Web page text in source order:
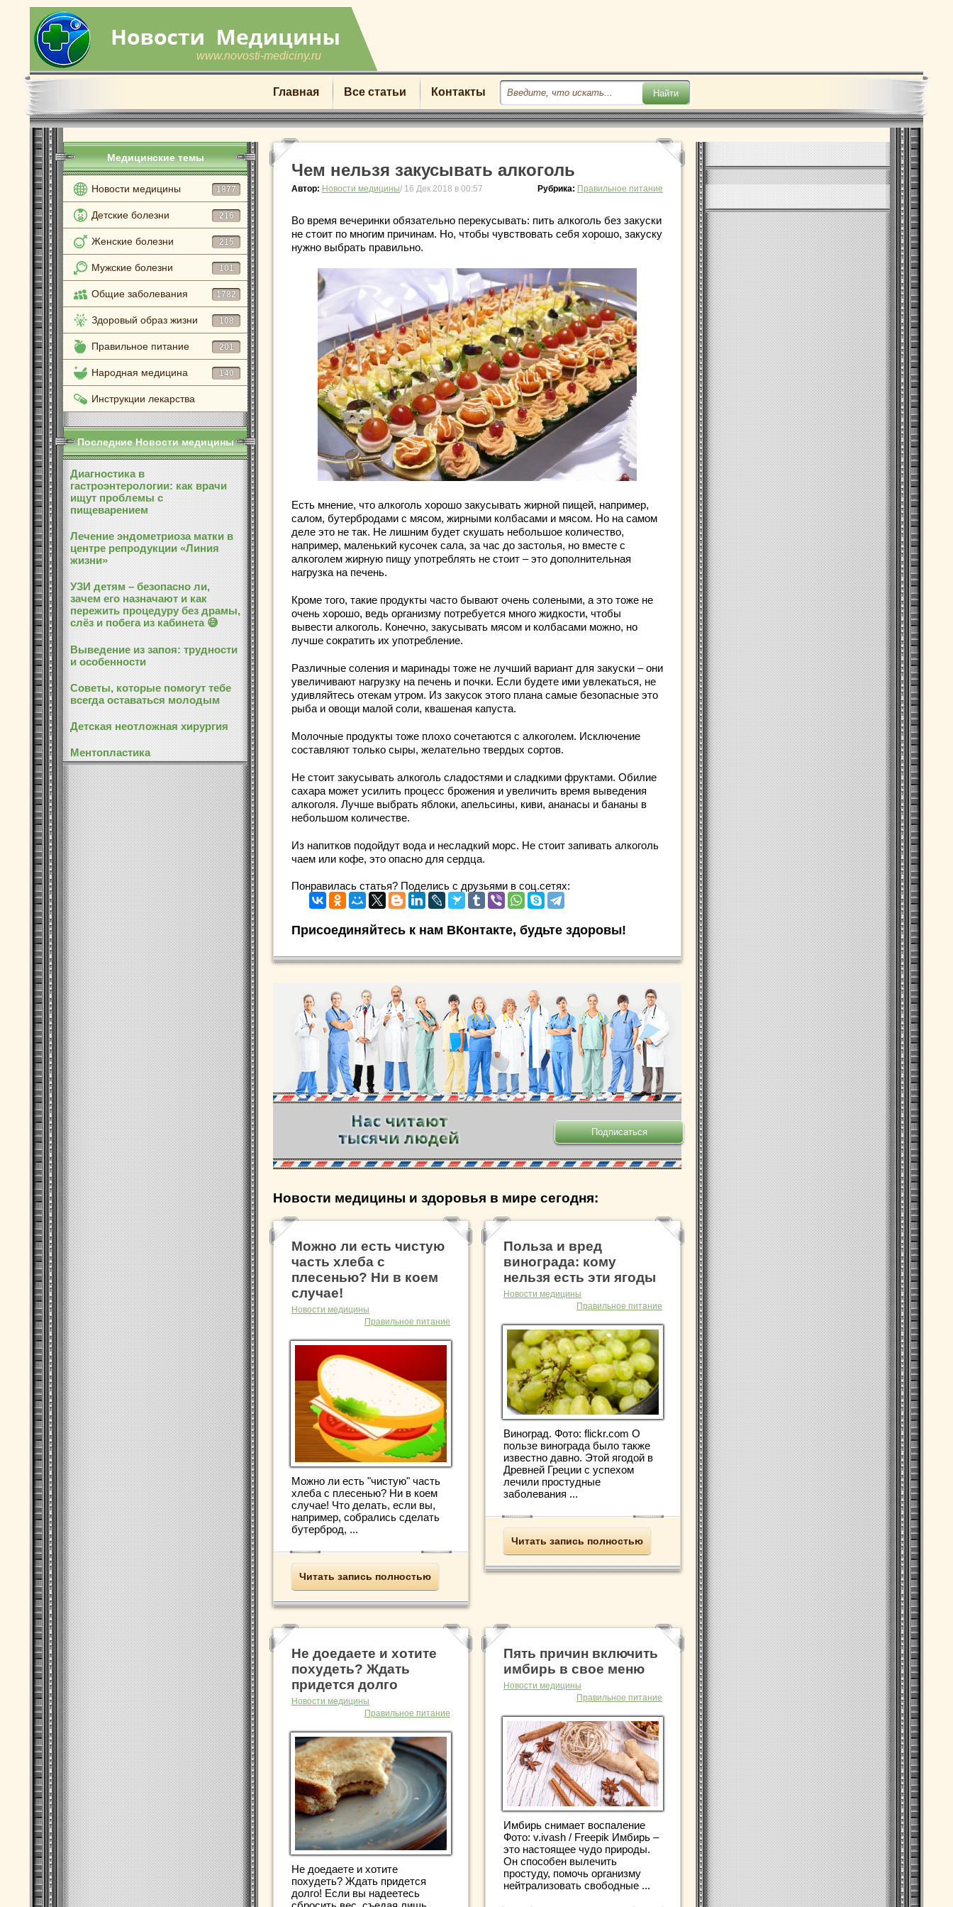
www.novosti-mediciny.ru
Главная Все статьи Контакты
Медицинские темы
Новости медицины 1877
Детские болезни 216
Женские болезни 215
Мужские болезни 101
Общие заболевания 1782
Здоровый образ жизни 108
Правильное питание 201
Народная медицина 140
Инструкции лекарства
Последние Новости медицины
Диагностика в
гастроэнтерологии: как врачи
ищут проблемы с
пищеварением
Лечение эндометриоза матки в
центре репродукции «Линия
жизни»
УЗИ детям – безопасно ли,
зачем его назначают и как
пережить процедуру без драмы,
слёз и побега из кабинета 😅
Выведение из запоя: трудности
и особенности
Советы, которые помогут тебе
всегда оставаться молодым
Детская неотложная хирургия
Ментопластика
Чем нельзя закусывать алкоголь
Автор: Новости медицины/ 16 Дек 2018 в 00:57 Рубрика: Правильное питание
Во время вечеринки обязательно перекусывать: пить алкоголь без закуски
не стоит по многим причинам. Но, чтобы чувствовать себя хорошо, закуску
нужно выбрать правильно.
Есть мнение, что алкоголь хорошо закусывать жирной пищей, например,
салом, бутербродами с мясом, жирными колбасами и мясом. Но на самом
деле это не так. Не лишним будет скушать небольшое количество,
например, маленький кусочек сала, за час до застолья, но вместе с
алкоголем жирную пищу употреблять не стоит – это дополнительная
нагрузка на печень.
Кроме того, такие продукты часто бывают очень солеными, а это тоже не
очень хорошо, ведь организму потребуется много жидкости, чтобы
вывести алкоголь. Конечно, закусывать мясом и колбасами можно, но
лучше сократить их употребление.
Различные соления и маринады тоже не лучший вариант для закуски – они
увеличивают нагрузку на печень и почки. Если будете ими увлекаться, не
удивляйтесь отекам утром. Из закусок этого плана самые безопасные это
рыба и овощи малой соли, квашеная капуста.
Молочные продукты тоже плохо сочетаются с алкоголем. Исключение
составляют только сыры, желательно твердых сортов.
Не стоит закусывать алкоголь сладостями и сладкими фруктами. Обилие
сахара может усилить процесс брожения и увеличить время выведения
алкоголя. Лучше выбрать яблоки, апельсины, киви, ананасы и бананы в
небольшом количестве.
Из напитков подойдут вода и несладкий морс. Не стоит запивать алкоголь
чаем или кофе, это опасно для сердца.
Понравилась статья? Поделись с друзьями в соц.сетях:
Присоединяйтесь к нам ВКонтакте, будьте здоровы!
.
Новости медицины и здоровья в мире сегодня:
Можно ли есть чистую
часть хлеба с
плесенью? Ни в коем
случае!
Новости медицины
Правильное питание
Можно ли есть "чистую" часть
хлеба с плесенью? Ни в коем
случае! Что делать, если вы,
например, собрались сделать
бутерброд, ...
Читать запись полностью
Польза и вред
винограда: кому
нельзя есть эти ягоды
Новости медицины
Правильное питание
Виноград. Фото: flickr.com О
пользе винограда было также
известно давно. Этой ягодой в
Древней Греции с успехом
лечили простудные
заболевания ...
Читать запись полностью
Не доедаете и хотите
похудеть? Ждать
придется долго
Новости медицины
Правильное питание
Не доедаете и хотите
похудеть? Ждать придется
долго! Если вы надеетесь
Пять причин включить
имбирь в свое меню
Новости медицины
Правильное питание
Имбирь снимает воспаление
Фото: v.ivash / Freepik Имбирь –
это настоящее чудо природы.
Он способен вылечить
простуду, помочь организму
нейтрализовать свободные ...